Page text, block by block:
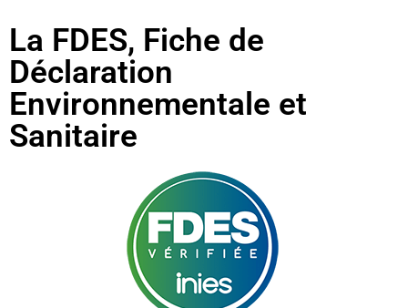
La FDES, Fiche de
Déclaration
Environnementale et
Sanitaire